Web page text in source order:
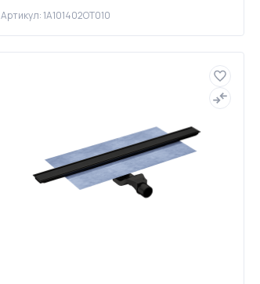
Артикул: 1A101402OT010